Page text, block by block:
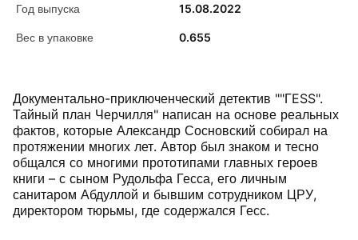
Год выпуска 15.08.2022
Вес в упаковке 0.655
Документально-приключенческий детектив ""ГESS".
Тайный план Черчилля" написан на основе реальных
фактов, которые Александр Сосновский собирал на
протяжении многих лет. Автор был знаком и тесно
общался со многими прототипами главных героев
книги – с сыном Рудольфа Гесса, его личным
санитаром Абдуллой и бывшим сотрудником ЦРУ,
директором тюрьмы, где содержался Гесс.